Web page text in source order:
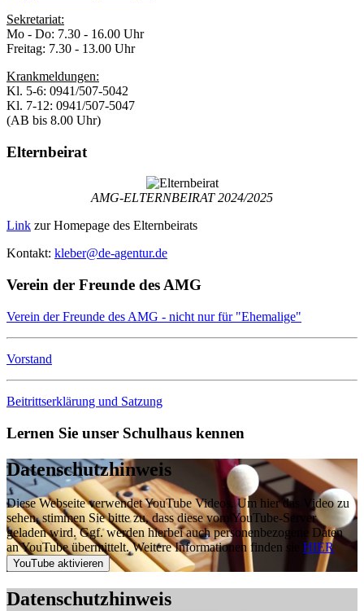
Sekretariat:
Mo - Do: 7.30 - 16.00 Uhr
Freitag: 7.30 - 13.00 Uhr
Krankmeldungen:
Kl. 5-6: 0941/507-5042
Kl. 7-12: 0941/507-5047
(AB bis 8.00 Uhr)
Elternbeirat
AMG-ELTERNBEIRAT 2024/2025
Link zur Homepage des Elternbeirats
Kontakt: kleber@de-agentur.de
Verein der Freunde des AMG
Verein der Freunde des AMG - nicht nur für "Ehemalige"
Vorstand
Beitrittserklärung und Satzung
Lernen Sie unser Schulhaus kennen
Datenschutzhinweis
Diese Webseite verwendet YouTube Videos. Um hier das Video zu
sehen, stimmen Sie bitte zu, dass diese vom YouTube-Server
geladen wird. Ggf. werden hierbei auch personenbezogene Daten
an YouTube übermittelt. Weitere Informationen finden sie HIER
Datenschutzhinweis